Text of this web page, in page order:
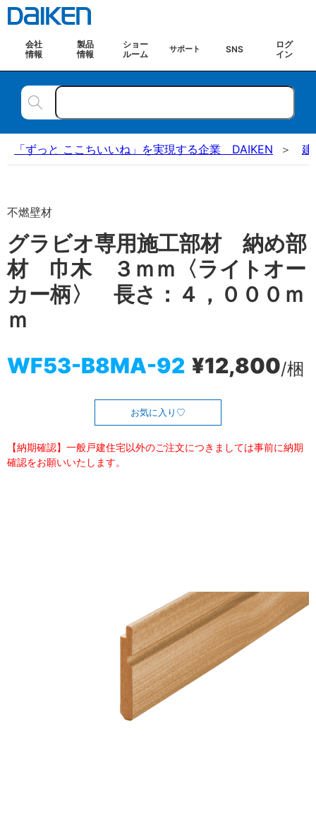
会社
情報
製品
情報
ショー
ルーム
サポート SNS
ログ
イン
「ずっと ここちいいね」を実現する企業 DAIKEN 建
不燃壁材
グラビオ専用施工部材 納め部
材 巾木 ３ｍｍ〈ライトオー
カー柄〉 長さ：４，０００ｍ
ｍ
WF53-B8MA-92 ¥12,800/梱
お気に入り
【納期確認】一般戸建住宅以外のご注文につきましては事前に納期
確認をお願いいたします。